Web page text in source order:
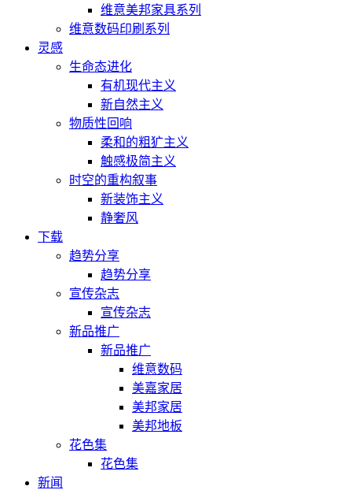
维意美邦家具系列
维意数码印刷系列
灵感
生命态进化
有机现代主义
新自然主义
物质性回响
柔和的粗犷主义
触感极简主义
时空的重构叙事
新装饰主义
静奢风
下载
趋势分享
趋势分享
宣传杂志
宣传杂志
新品推广
新品推广
维意数码
美嘉家居
美邦家居
美邦地板
花色集
花色集
新闻